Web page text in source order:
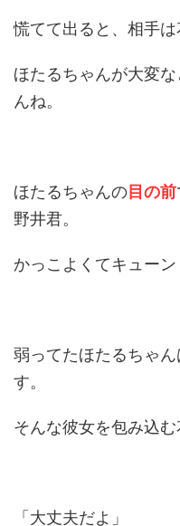
慌てて出ると、相手
ほたるちゃんが大変
んね。
ほたるちゃんの目の前
野井君。
かっこよくてキューン
弱ってたほたるちゃ
す。
そんな彼女を包み込む
「大丈夫だよ」